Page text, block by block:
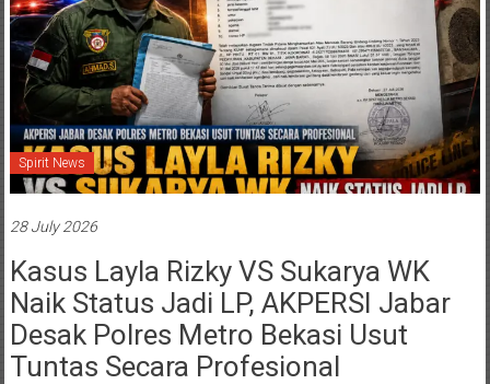
Spirit News
28 July 2026
Kasus Layla Rizky VS Sukarya WK
Naik Status Jadi LP, AKPERSI Jabar
Desak Polres Metro Bekasi Usut
Tuntas Secara Profesional